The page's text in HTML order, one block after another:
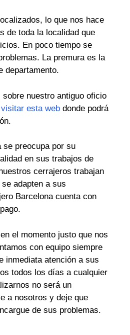
lo que nos hace
de toda la localidad que
En poco tiempo se
La premura es la
departamento.
nuestro antiguo oficio
visitar esta web donde podrá
se preocupa por su
en sus trabajos de
cerrajeros trabajan
adapten a sus
Barcelona cuenta con
el momento justo que nos
con equipo siempre
inmediata atención a sus
todos los días a cualquier
no será un
a nosotros y deje que
de sus problemas.